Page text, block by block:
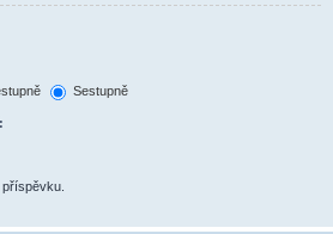
Sestupně